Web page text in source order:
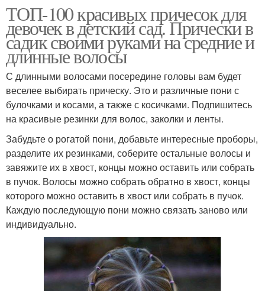
ТОП-100 красивых причесок для
девочек в детский сад. Прически в
садик своими руками на средние и
длинные волосы
С длинными волосами посередине головы вам будет
веселее выбирать прическу. Это и различные пони с
булочками и косами, а также с косичками. Подпишитесь
на красивые резинки для волос, заколки и ленты.
Забудьте о рогатой пони, добавьте интересные проборы,
разделите их резинками, соберите остальные волосы и
завяжите их в хвост, концы можно оставить или собрать
в пучок. Волосы можно собрать обратно в хвост, концы
которого можно оставить в хвост или собрать в пучок.
Каждую последующую пони можно связать заново или
индивидуально.